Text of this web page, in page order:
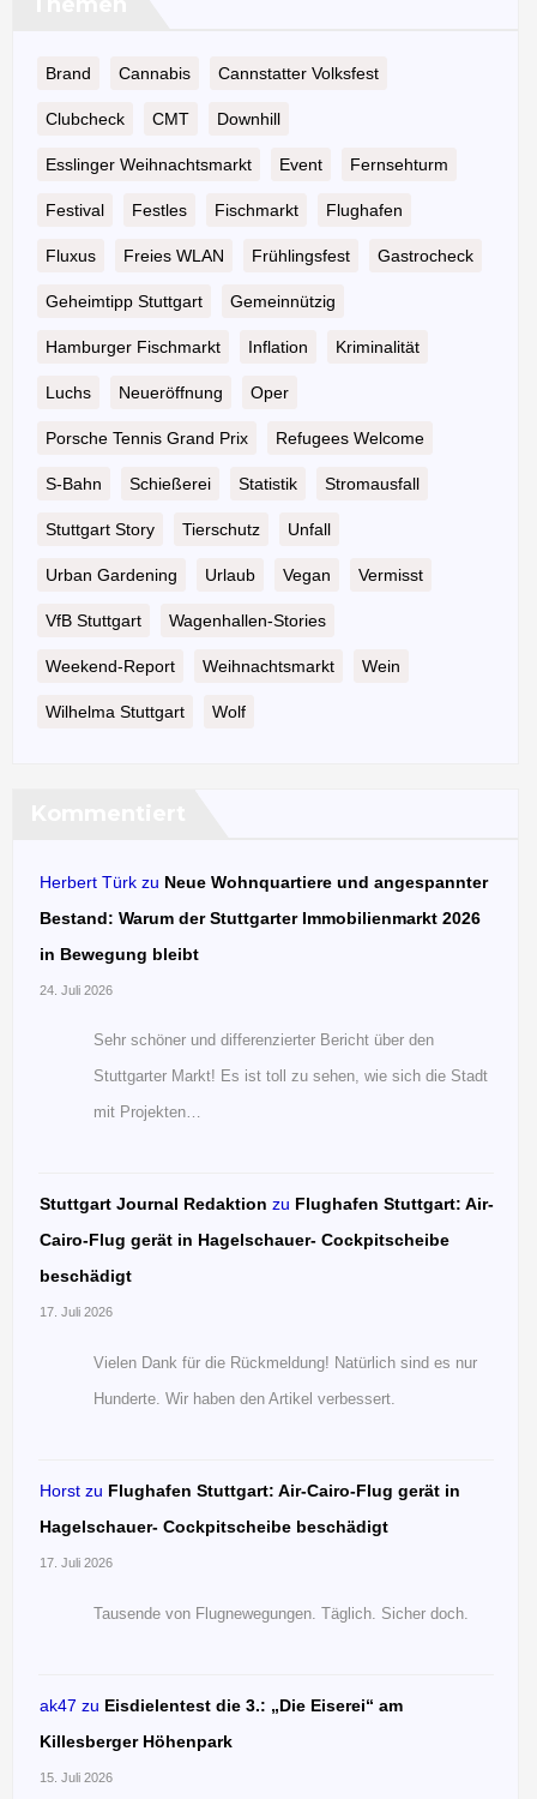
Brand Cannabis Cannstatter Volksfest
Clubcheck CMT Downhill
Esslinger Weihnachtsmarkt Event Fernsehturm
Festival Festles Fischmarkt Flughafen
Fluxus Freies WLAN Frühlingsfest Gastrocheck
Geheimtipp Stuttgart Gemeinnützig
Hamburger Fischmarkt Inflation Kriminalität
Luchs Neueröffnung Oper
Porsche Tennis Grand Prix Refugees Welcome
S-Bahn Schießerei Statistik Stromausfall
Stuttgart Story Tierschutz Unfall
Urban Gardening Urlaub Vegan Vermisst
VfB Stuttgart Wagenhallen-Stories
Weekend-Report Weihnachtsmarkt Wein
Wilhelma Stuttgart Wolf
Herbert Türk zu Neue Wohnquartiere und angespannter
Bestand: Warum der Stuttgarter Immobilienmarkt 2026
in Bewegung bleibt
24. Juli 2026
Sehr schöner und differenzierter Bericht über den
Stuttgarter Markt! Es ist toll zu sehen, wie sich die Stadt
mit Projekten…
Stuttgart Journal Redaktion zu Flughafen Stuttgart: Air-
Cairo-Flug gerät in Hagelschauer- Cockpitscheibe
beschädigt
17. Juli 2026
Vielen Dank für die Rückmeldung! Natürlich sind es nur
Hunderte. Wir haben den Artikel verbessert.
Horst zu Flughafen Stuttgart: Air-Cairo-Flug gerät in
Hagelschauer- Cockpitscheibe beschädigt
17. Juli 2026
Tausende von Flugnewegungen. Täglich. Sicher doch.
ak47 zu Eisdielentest die 3.: „Die Eiserei“ am
Killesberger Höhenpark
15. Juli 2026